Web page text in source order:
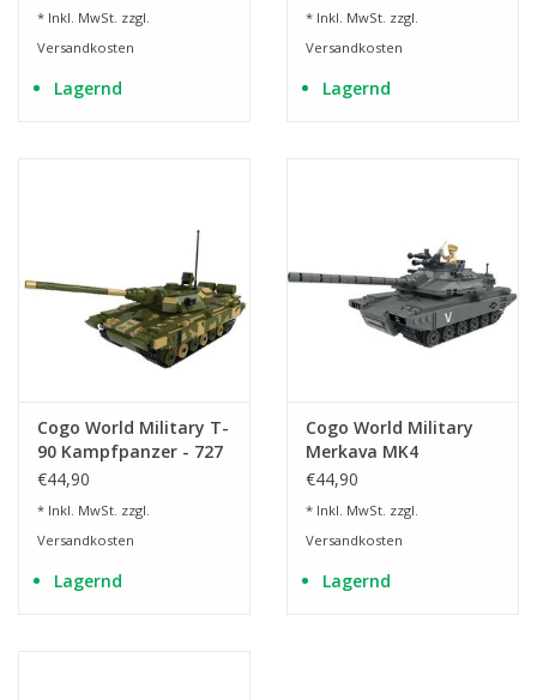
* Inkl. MwSt. zzgl.
Versandkosten
Lagernd
* Inkl. MwSt. zzgl.
Versandkosten
Lagernd
Cogo World Military T-
90 Kampfpanzer - 727
Teile
€44,90
* Inkl. MwSt. zzgl.
Versandkosten
Lagernd
Cogo World Military
Merkava MK4
Kampfpanzer - 727
€44,90
* Inkl. MwSt. zzgl.
Versandkosten
Lagernd